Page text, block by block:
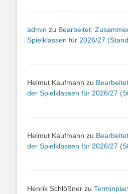
admin zu Bearbeitet:
Spielklassen für 2026/27
Helmut Kaufmann zu
der Spielklassen für 2026/27
Helmut Kaufmann zu
der Spielklassen für 2026/27
Henrik Schlößner zu